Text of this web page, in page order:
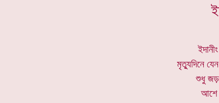
মৃত্যুদিনে
শুধু জড়
আশে